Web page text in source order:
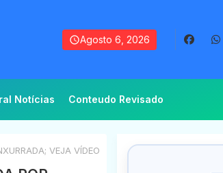
Agosto 6, 2026
Notícias Conteudo Revisado
VEJA VÍDEO